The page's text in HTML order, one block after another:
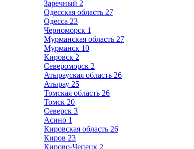
Заречный 2
Одесская область 27
Одесса 23
Черноморск 1
Мурманская область 27
Мурманск 10
Кировск 2
Североморск 2
Атырауская область 26
Атырау 25
Томская область 26
Томск 20
Северск 3
Асино 1
Кировская область 26
Киров 23
Кирово-Чепецк 2